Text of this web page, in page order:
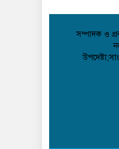
সম্পাদক ও